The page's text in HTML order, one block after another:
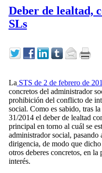
Deber de lealtad,
SLs
La STS de 2 de febrero de
concretos del administrador
prohibición del conflicto de
social. Como es sabido, tras
31/2014 el deber de lealtad
principal en torno al cuál se
administrador social, pasando
dirigencia, de modo que
otros deberes concretos, en
interés.